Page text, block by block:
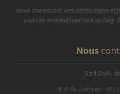
Nous choisissons des déstockages et
puissiez en bénéficier tout au long
Nous
Sarl Stylx
11 ZI du barnier -